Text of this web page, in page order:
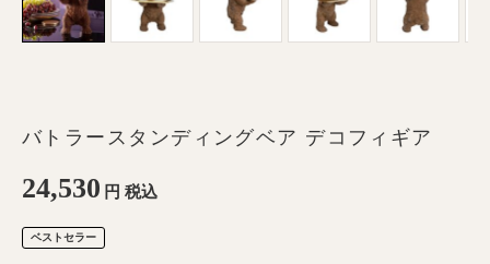
バトラースタンディングベア デコフィギア
24,530 円 税込
ベストセラー